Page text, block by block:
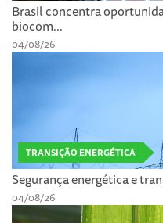
Brasil concentra
biocom...
04/08/26
TRANSIÇÃO ENERGÉTICA
Segurança energética e
04/08/26